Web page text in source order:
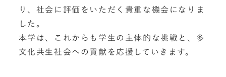
り、社会に評価をいただく貴重な機会になりま
した。
本学は、これからも学生の主体的な挑戦と、多
文化共生社会への貢献を応援していきます。